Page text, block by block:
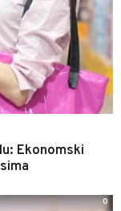
Ekonomski
0